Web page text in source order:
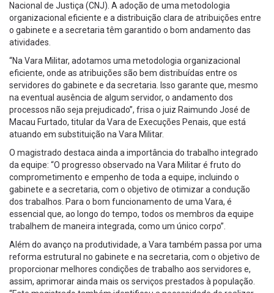
Nacional de Justiça (CNJ). A adoção de uma metodologia
organizacional eficiente e a distribuição clara de atribuições entre
o gabinete e a secretaria têm garantido o bom andamento das
atividades.
“Na Vara Militar, adotamos uma metodologia organizacional
eficiente, onde as atribuições são bem distribuídas entre os
servidores do gabinete e da secretaria. Isso garante que, mesmo
na eventual ausência de algum servidor, o andamento dos
processos não seja prejudicado”, frisa o juiz Raimundo José de
Macau Furtado, titular da Vara de Execuções Penais, que está
atuando em substituição na Vara Militar.
O magistrado destaca ainda a importância do trabalho integrado
da equipe: “O progresso observado na Vara Militar é fruto do
comprometimento e empenho de toda a equipe, incluindo o
gabinete e a secretaria, com o objetivo de otimizar a condução
dos trabalhos. Para o bom funcionamento de uma Vara, é
essencial que, ao longo do tempo, todos os membros da equipe
trabalhem de maneira integrada, como um único corpo”.
Além do avanço na produtividade, a Vara também passa por uma
reforma estrutural no gabinete e na secretaria, com o objetivo de
proporcionar melhores condições de trabalho aos servidores e,
assim, aprimorar ainda mais os serviços prestados à população.